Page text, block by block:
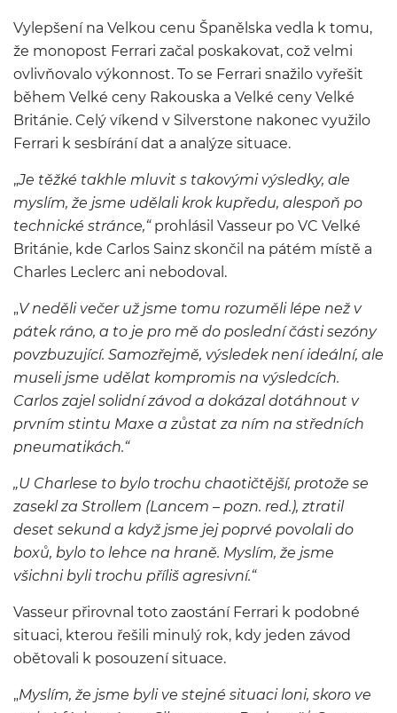
Vylepšení na Velkou cenu Španělska vedla k tomu,
že monopost Ferrari začal poskakovat, což velmi
ovlivňovalo výkonnost. To se Ferrari snažilo vyřešit
během Velké ceny Rakouska a Velké ceny Velké
Británie. Celý víkend v Silverstone nakonec využilo
Ferrari k sesbírání dat a analýze situace.
„Je těžké takhle mluvit s takovými výsledky, ale
myslím, že jsme udělali krok kupředu, alespoň po
technické stránce,“prohlásil Vasseur po VC Velké
Británie, kde Carlos Sainz skončil na pátém místě a
Charles Leclerc ani nebodoval.
„V neděli večer už jsme tomu rozuměli lépe než v
pátek ráno, a to je pro mě do poslední části sezóny
povzbuzující. Samozřejmě, výsledek není ideální, ale
museli jsme udělat kompromis na výsledcích.
Carlos zajel solidní závod a dokázal dotáhnout v
prvním stintu Maxe a zůstat za ním na středních
pneumatikách.“
„U Charlese to bylo trochu chaotičtější, protože se
zasekl za Strollem (Lancem – pozn. red.), ztratil
deset sekund a když jsme jej poprvé povolali do
boxů, bylo to lehce na hraně. Myslím, že jsme
všichni byli trochu příliš agresivní.“
Vasseur přirovnal toto zaostání Ferrari k podobné
situaci, kterou řešili minulý rok, kdy jeden závod
obětovali k posouzení situace.
„Myslím, že jsme byli ve stejné situaci loni, skoro ve